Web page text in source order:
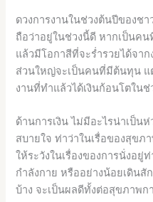
ดวงการงานในช่วงต้นปีของชา
ถือว่าอยู่ในช่วงนี้ดี หากเป็นค
แล้วมีโอกาสีที่จะร่ำรวยได้จา
ส่วนใหญ่จะเป็นคนที่มีต้นทุน แ
งานที่ทำแล้วได้เงินก้อนโตในช่
ด้านการเงิน ไม่มีอะไรน่าเป็น
สบายใจ ท่าว่าในเรื่อของสุขภ
ให้ระวังในเรื่องของการนั่งอยู่
กำลังกาย หรืออย่างน้อยเดินสั
บ้าง จะเป็นผลดีทั้งต่อสุขภาพ